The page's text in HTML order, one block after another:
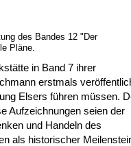
des Bandes 12 "Der
Pläne.
in Band 7 ihrer
erstmals
Elsers führen müssen.
Aufzeichnungen seien der
und Handeln des
als historischer